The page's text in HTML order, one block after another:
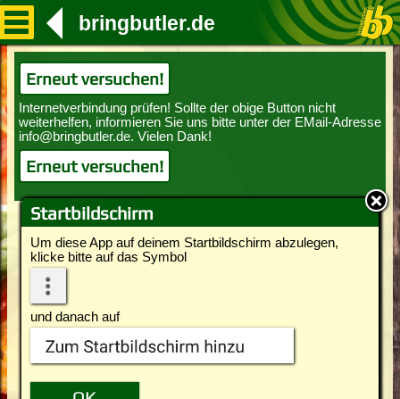
Startbildschirm
Um diese App auf deinem Startbildschirm abzulegen,
klicke bitte auf das Symbol
und danach auf
bringbutler.de
Erneut versuchen!
Erneut versuchen!